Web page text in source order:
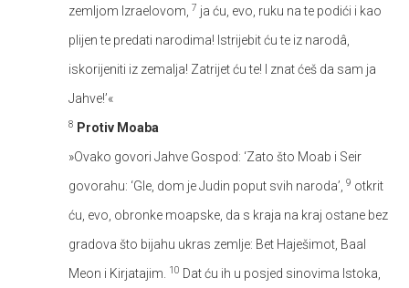
zemljom Izraelovom, 7 ja ću, evo, ruku na te podići i kao
plijen te predati narodima! Istrijebit ću te iz narodâ,
iskorijeniti iz zemalja! Zatrijet ću te! I znat ćeš da sam ja
Jahve!’«
8 Protiv Moaba
»Ovako govori Jahve Gospod: ‘Zato što Moab i Seir
govorahu: ‘Gle, dom je Judin poput svih naroda’, 9 otkrit
ću, evo, obronke moapske, da s kraja na kraj ostane bez
gradova što bijahu ukras zemlje: Bet Haješimot, Baal
Meon i Kirjatajim.
10 Dat ću ih u posjed sinovima Istoka,